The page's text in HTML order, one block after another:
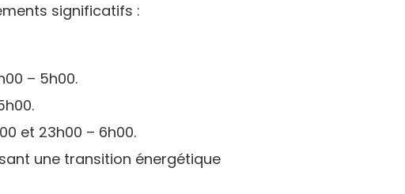
significatifs :
– 5h00.
et 23h00 – 6h00.
une transition énergétique